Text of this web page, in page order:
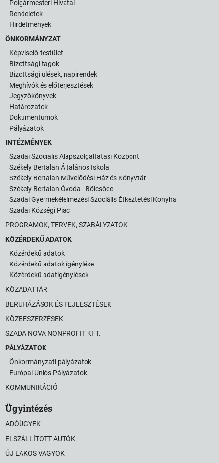
Polgármesteri Hivatal
Rendeletek
Hirdetmények
ÖNKORMÁNYZAT
Képviselő-testület
Bizottsági tagok
Bizottsági ülések, napirendek
Meghívók és előterjesztések
Jegyzőkönyvek
Határozatok
Dokumentumok
Pályázatok
INTÉZMÉNYEK
Szadai Szociális Alapszolgáltatási Központ
Székely Bertalan Általános Iskola
Székely Bertalan Művelődési Ház és Könyvtár
Székely Bertalan Óvoda - Bölcsőde
Szadai Gyermekélelmezési Szociális Étkeztetési Konyha
Szadai Községi Piac
PROGRAMOK, TERVEK, SZABÁLYZATOK
KÖZÉRDEKŰ ADATOK
Közérdekű adatok
Közérdekű adatok igénylése
Közérdekű adatigénylések
KÖZADATTÁR
BERUHÁZÁSOK ÉS FEJLESZTÉSEK
KÖZBESZERZÉSEK
SZADA NOVA NONPROFIT KFT.
PÁLYÁZATOK
Önkormányzati pályázatok
Európai Uniós Pályázatok
KOMMUNIKÁCIÓ
Ügyintézés
ADÓÜGYEK
ELSZÁLLÍTOTT AUTÓK
ÚJ LAKOS VAGYOK